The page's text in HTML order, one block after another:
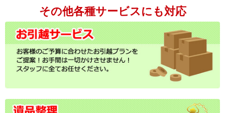
その他各種サービスにも対応